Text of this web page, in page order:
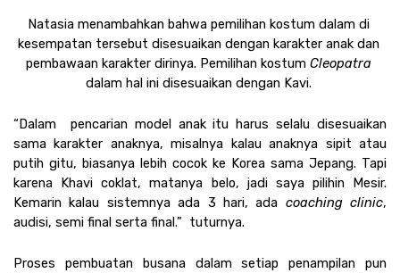
Natasia menambahkan bahwa pemilihan kostum dalam di
kesempatan tersebut disesuaikan dengan karakter anak dan
pembawaan karakter dirinya. Pemilihan kostum Cleopatra
dalam hal ini disesuaikan dengan Kavi.
“Dalam  pencarian model anak itu harus selalu disesuaikan
sama karakter anaknya, misalnya kalau anaknya sipit atau
putih gitu, biasanya lebih cocok ke Korea sama Jepang. Tapi
karena Khavi coklat, matanya belo, jadi saya pilihin Mesir.
Kemarin kalau sistemnya ada 3 hari, ada coaching clinic,
audisi, semi final serta final.”  tuturnya.
Proses pembuatan busana dalam setiap penampilan pun